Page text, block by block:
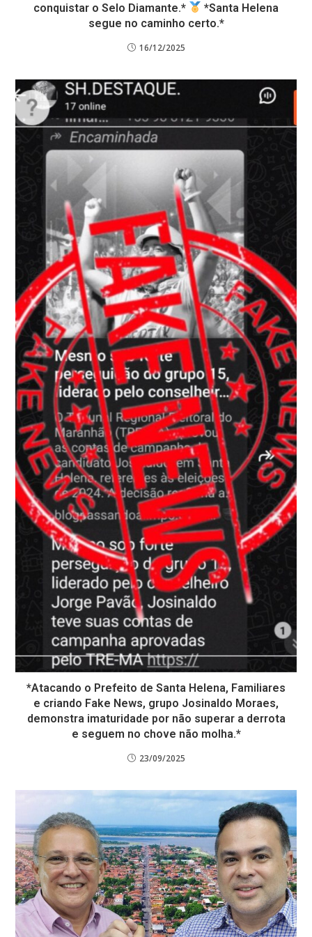
conquistar o Selo Diamante.*
*Santa Helena
segue no caminho certo.*
16/12/2025
*Atacando o Prefeito de Santa Helena, Familiares
e criando Fake News, grupo Josinaldo Moraes,
demonstra imaturidade por não superar a derrota
e seguem no chove não molha.*
23/09/2025